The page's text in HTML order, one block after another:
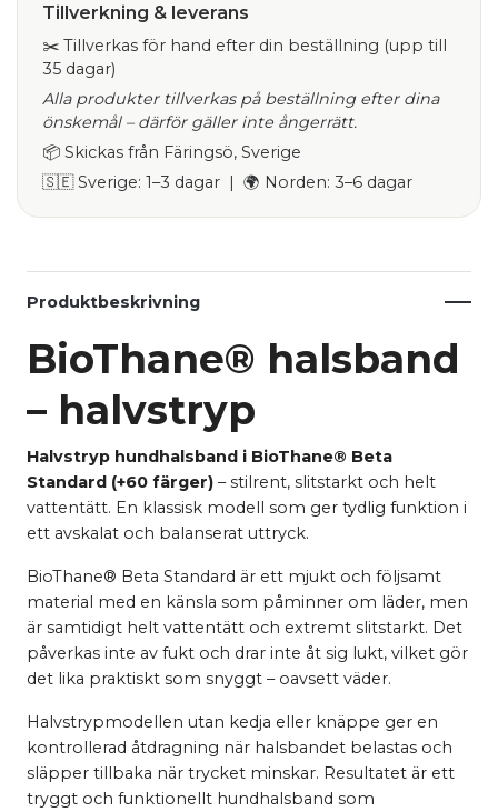
Tillverkning & leverans
✂️ Tillverkas för hand efter din beställning (upp till
35 dagar)
Alla produkter tillverkas på beställning efter dina
önskemål – därför gäller inte ångerrätt.
📦 Skickas från Färingsö, Sverige
🇸🇪 Sverige: 1–3 dagar | 🌍 Norden: 3–6 dagar
Produktbeskrivning
BioThane® halsband
– halvstryp
Halvstryp hundhalsband i BioThane® Beta
Standard (+60 färger) – stilrent, slitstarkt och helt
vattentätt. En klassisk modell som ger tydlig funktion i
ett avskalat och balanserat uttryck.
BioThane® Beta Standard är ett mjukt och följsamt
material med en känsla som påminner om läder, men
är samtidigt helt vattentätt och extremt slitstarkt. Det
påverkas inte av fukt och drar inte åt sig lukt, vilket gör
det lika praktiskt som snyggt – oavsett väder.
Halvstrypmodellen utan kedja eller knäppe ger en
kontrollerad åtdragning när halsbandet belastas och
släpper tillbaka när trycket minskar. Resultatet är ett
tryggt och funktionellt hundhalsband som